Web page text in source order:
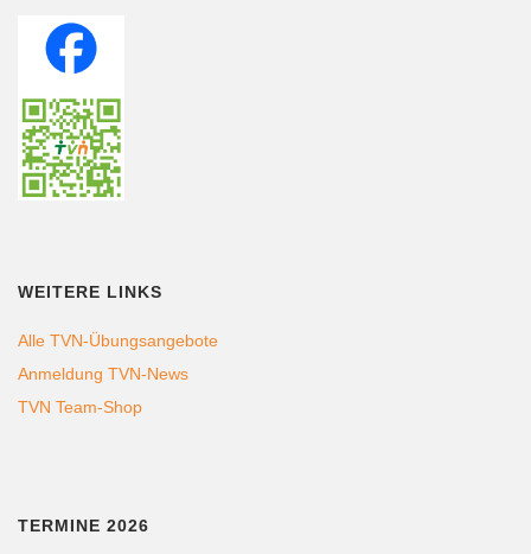
WEITERE LINKS
Alle TVN-Übungsangebote
Anmeldung TVN-News
TVN Team-Shop
TERMINE 2026